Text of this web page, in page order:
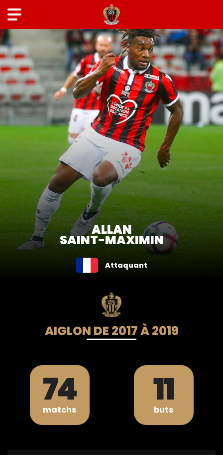
ALLAN
SAINT-MAXIMIN
Attaquant
AIGLON DE 2017 À 2019
74
matchs 11
buts